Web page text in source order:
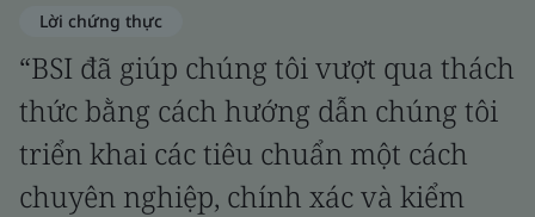
Lời chứng thực
“BSI đã giúp chúng tôi vượt qua thách
thức bằng cách hướng dẫn chúng tôi
triển khai các tiêu chuẩn một cách
chuyên nghiệp, chính xác và kiểm